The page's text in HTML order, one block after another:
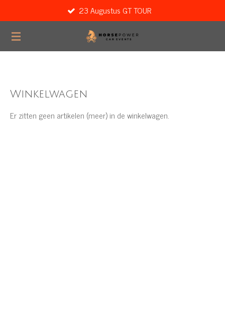
direct
naar
23 Augustus GT TOUR
Winkelwagen
Er zitten geen artikelen (meer) in de winkelwagen.